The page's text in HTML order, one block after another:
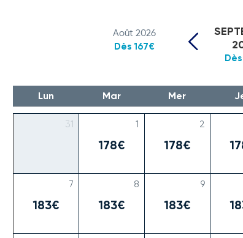
Août 2026
Dès 167€
178€ 178€
183€ 183€ 183€
Lun Mar Mer
31 1 2
7 8 9